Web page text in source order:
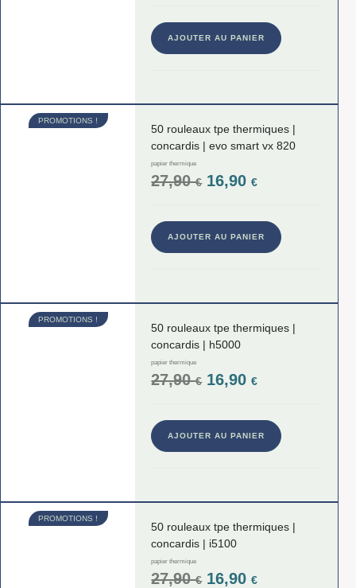
AJOUTER AU PANIER
PROMOTIONS !
50 rouleaux tpe thermiques |
concardis | evo smart vx 820
papier thermique
27,90€ 16,90€
AJOUTER AU PANIER
PROMOTIONS !
50 rouleaux tpe thermiques |
concardis | h5000
papier thermique
27,90€ 16,90€
AJOUTER AU PANIER
PROMOTIONS !
50 rouleaux tpe thermiques |
concardis | i5100
papier thermique
27,90€ 16,90€